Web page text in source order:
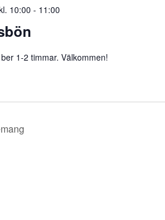
10:00 - 11:00
1-2 timmar. Välkommen!